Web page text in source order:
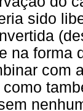
sido
na forma
com